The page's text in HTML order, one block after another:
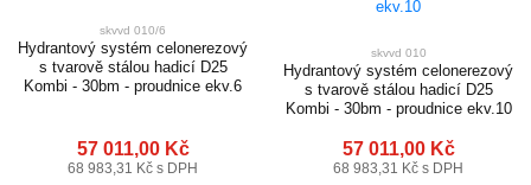
skvvd 010/6
Hydrantový systém celonerezový
s tvarově stálou hadicí D25
Kombi - 30bm - proudnice ekv.6
57 011,00 Kč
68 983,31 Kč s DPH
skvvd 010
Hydrantový systém celonerezový
s tvarově stálou hadicí D25
Kombi - 30bm - proudnice ekv.10
57 011,00 Kč
68 983,31 Kč s DPH